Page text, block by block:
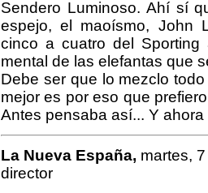
Sendero Luminoso. Ahí sí
espejo, el maoísmo, John
cinco a cuatro del
mental de las elefantas que
Debe ser que lo mezclo
mejor es por eso que
Antes pensaba así... Y
La Nueva España, martes,
director